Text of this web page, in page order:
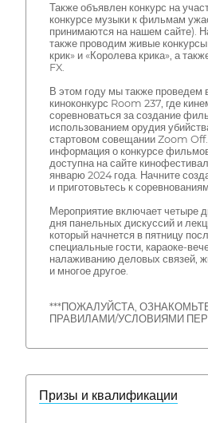
Также объявлен конкурс на
конкурсе музыки к фильмам
принимаются на нашем сайте).
также проводим живые
крик» и «Королева крика», а
FX.
В этом году мы также проведем
киноконкурс Room 237, где
соревноваться за создание
использованием орудия
стартовом совещании Zoom
информация о конкурсе
доступна на сайте
январю 2024 года. Начните
и приготовьтесь к
Мероприятие включает четыре
дня панельных дискуссий и
который начнется в пятницу
специальные гости, караоке-
налаживанию деловых связей,
и многое другое.
***ПОЖАЛУЙСТА,
ПРАВИЛАМИ/УСЛОВИЯМИ
Призы и квалификации